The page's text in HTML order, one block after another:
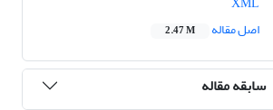
اصل مقاله
2.47 M
سابقه مقاله